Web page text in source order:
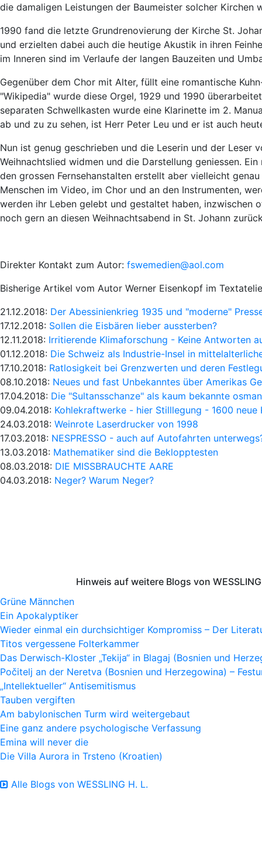
die damaligen Leistungen der Baumeister solcher Kirchen
1990 fand die letzte Grundrenovierung der Kirche St.
und erzielten dabei auch die heutige Akustik in ihren
im Inneren sind im Verlaufe der langen Bauzeiten und
Gegenüber dem Chor mit Alter, füllt eine romantische
"Wikipedia" wurde diese Orgel, 1929 und 1990
separaten Schwellkasten wurde eine Klarinette im 2.
ab und zu zu sehen, ist Herr Peter Leu und er ist auch
Nun ist genug geschrieben und die Leserin und der Leser
Weihnachtslied widmen und die Darstellung geniessen.
den grossen Fernsehanstalten erstellt aber vielleicht
Menschen im Video, im Chor und an den Instrumenten,
werden ihr Leben gelebt und gestaltet haben, inzwischen
noch gern an diesen Weihnachtsabend in St. Johann
Direkter Kontakt zum Autor: fswemedien@aol.com
Bisherige Artikel vom Autor Werner Eisenkopf im
21.12.2018: Der Abessinienkrieg 1935 und "moderne"
17.12.2018: Sollen die Eisbären lieber aussterben?
12.11.2018: Irritierende Klimaforschung - Keine Antworten
01.12.2018: Die Schweiz als Industrie-Insel in
17.10.2018: Ratlosigkeit bei Grenzwerten und deren
08.10.2018: Neues und fast Unbekanntes über Amerikas
17.04.2018: Die "Sultansschanze" als kaum bekannte
09.04.2018: Kohlekraftwerke - hier Stilllegung - 1600 neue
24.03.2018: Weinrote Laserdrucker von 1998
17.03.2018: NESPRESSO - auch auf Autofahrten
13.03.2018: Mathematiker sind die Beklopptesten
08.03.2018: DIE MISSBRAUCHTE AARE
04.03.2018: Neger? Warum Neger?
Hinweis auf weitere Blogs von
Grüne Männchen
Ein Apokalyptiker
Wieder einmal ein durchsichtiger Kompromiss – Der
Titos vergessene Folterkammer
Das Derwisch-Kloster „Tekija“ in Blagaj (Bosnien und
Počitelj an der Neretva (Bosnien und Herzegowina) –
„Intellektueller“ Antisemitismus
Tauben vergiften
Am babylonischen Turm wird weitergebaut
Eine ganz andere psychologische Verfassung
Emina will never die
Die Villa Aurora in Trsteno (Kroatien)
Alle Blogs von WESSLING H. L.